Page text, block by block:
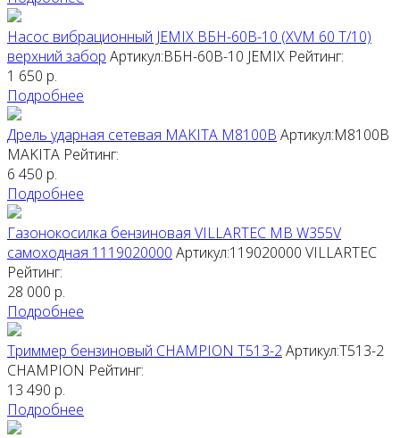
Насос вибрационный JEMIX ВБН-60В-10 (XVM 60 T/10)
верхний забор Артикул:ВБН-60В-10 JEMIX Рейтинг:
1 650 р.
Подробнее
Дрель ударная сетевая MAKITA M8100B Артикул:M8100B
MAKITA Рейтинг:
6 450 р.
Подробнее
Газонокосилка бензиновая VILLARTEC MB W355V
самоходная 1119020000 Артикул:119020000 VILLARTEC
Рейтинг:
28 000 р.
Подробнее
Триммер бензиновый CHAMPION T513-2Артикул:T513-2
CHAMPION Рейтинг:
13 490 р.
Подробнее